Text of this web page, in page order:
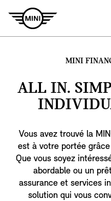
MINI
ALL IN.
Vous avez trouvé la
est à votre portée
Que vous soyez
abordable ou un
assurance et services
solution qui vous